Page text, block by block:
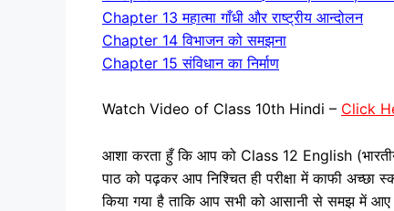
Chapter 13 महात्मा गाँधी और राष्ट्रीय आन्दोलन
Chapter 14 विभाजन को समझना
Chapter 15 संविधान का निर्माण
Watch Video of Class 10th Hindi – Click
आशा करता हुँ कि आप को Class 12 English
पाठ को पढ़कर आप निश्चित ही परीक्षा में काफी अच्‍छा
किया गया है ताकि आप सभी को आसानी से समझ में